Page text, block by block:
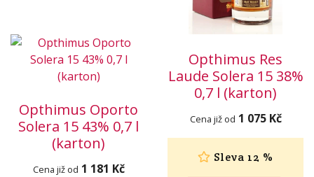
Opthimus Oporto
Solera 15 43% 0,7 l
(karton)
Cena již od 1 181 Kč
Opthimus Res
Laude Solera 15 38%
0,7 l (karton)
Cena již od 1 075 Kč
Sleva 12 %